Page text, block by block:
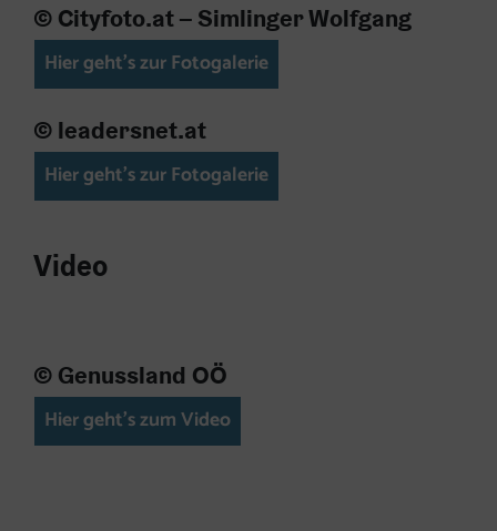
© Cityfoto.at – Simlinger Wolfgang
Hier geht's zur Fotogalerie
© leadersnet.at
Hier geht's zur Fotogalerie
Video
© Genussland OÖ
Hier geht's zum Video